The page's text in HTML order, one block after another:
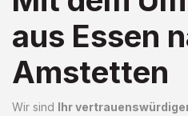
aus Essen
Amstetten
Wir sind Ihr